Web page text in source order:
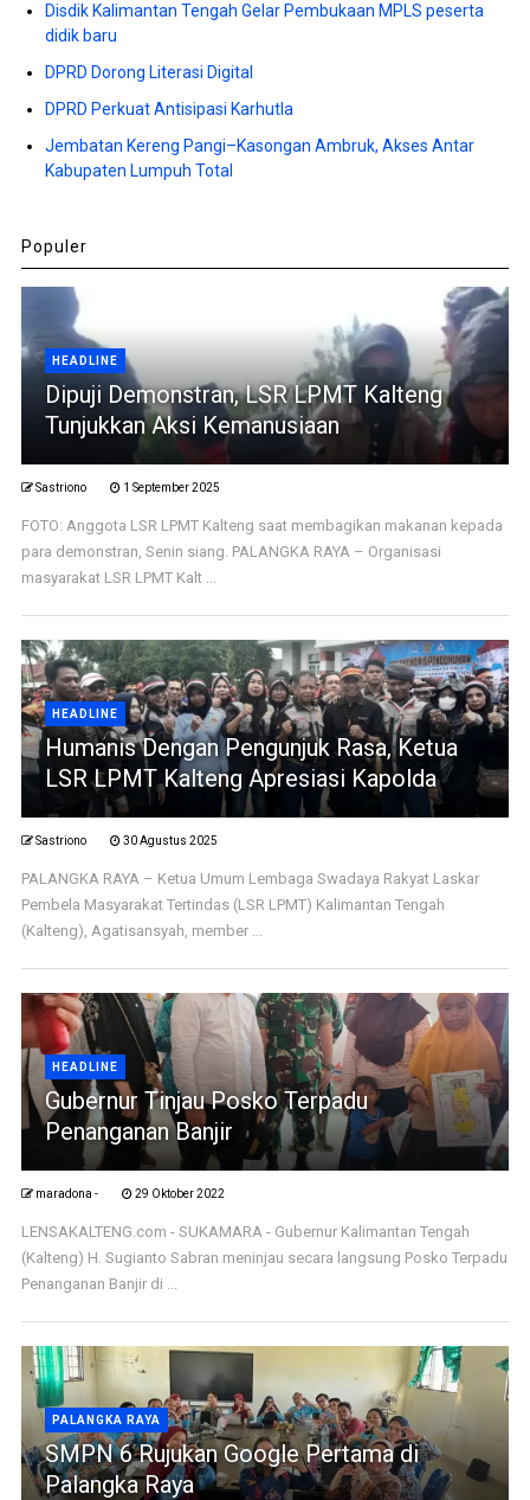
Disdik Kalimantan Tengah Gelar Pembukaan MPLS peserta
didik baru
DPRD Dorong Literasi Digital
DPRD Perkuat Antisipasi Karhutla
Jembatan Kereng Pangi–Kasongan Ambruk, Akses Antar
Kabupaten Lumpuh Total
Populer
HEADLINE
Dipuji Demonstran, LSR LPMT Kalteng
Tunjukkan Aksi Kemanusiaan
Sastriono 1 September 2025
FOTO: Anggota LSR LPMT Kalteng saat membagikan makanan kepada
para demonstran, Senin siang. PALANGKA RAYA – Organisasi
masyarakat LSR LPMT Kalt ...
HEADLINE
Humanis Dengan Pengunjuk Rasa, Ketua
LSR LPMT Kalteng Apresiasi Kapolda
Sastriono 30 Agustus 2025
PALANGKA RAYA – Ketua Umum Lembaga Swadaya Rakyat Laskar
Pembela Masyarakat Tertindas (LSR LPMT) Kalimantan Tengah
(Kalteng), Agatisansyah, member ...
HEADLINE
Gubernur Tinjau Posko Terpadu
Penanganan Banjir
maradona - 29 Oktober 2022
LENSAKALTENG.com - SUKAMARA - Gubernur Kalimantan Tengah
(Kalteng) H. Sugianto Sabran meninjau secara langsung Posko Terpadu
Penanganan Banjir di ...
PALANGKA RAYA
SMPN 6 Rujukan Google Pertama di
Palangka Raya